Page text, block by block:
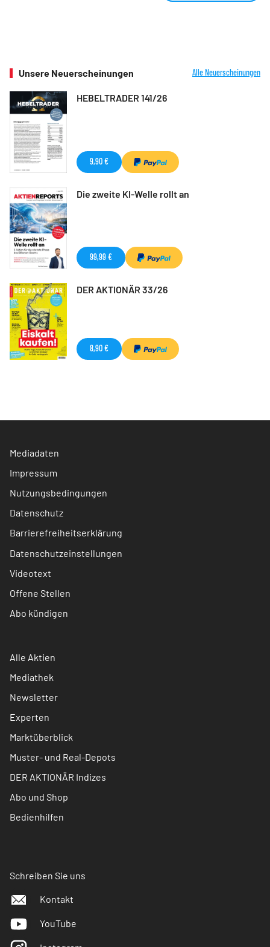
Unsere Neuerscheinungen Alle Neuerscheinungen
HEBELTRADER 141/26
9,90 €
Die zweite KI-Welle rollt an
99,99 €
DER AKTIONÄR 33/26
8,90 €
Mediadaten
Impressum
Nutzungsbedingungen
Datenschutz
Barrierefreiheitserklärung
Datenschutzeinstellungen
Videotext
Offene Stellen
Abo kündigen
Alle Aktien
Mediathek
Newsletter
Experten
Marktüberblick
Muster- und Real-Depots
DER AKTIONÄR Indizes
Abo und Shop
Bedienhilfen
Schreiben Sie uns
Kontakt
YouTube